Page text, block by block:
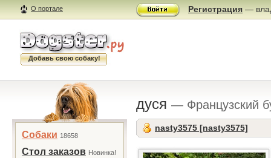
О портале Регистрация —
Добавь свою собаку!
Собаки 18658
Стол заказов Новинка!
дуся — Французский
nasty3575 [nasty3575]